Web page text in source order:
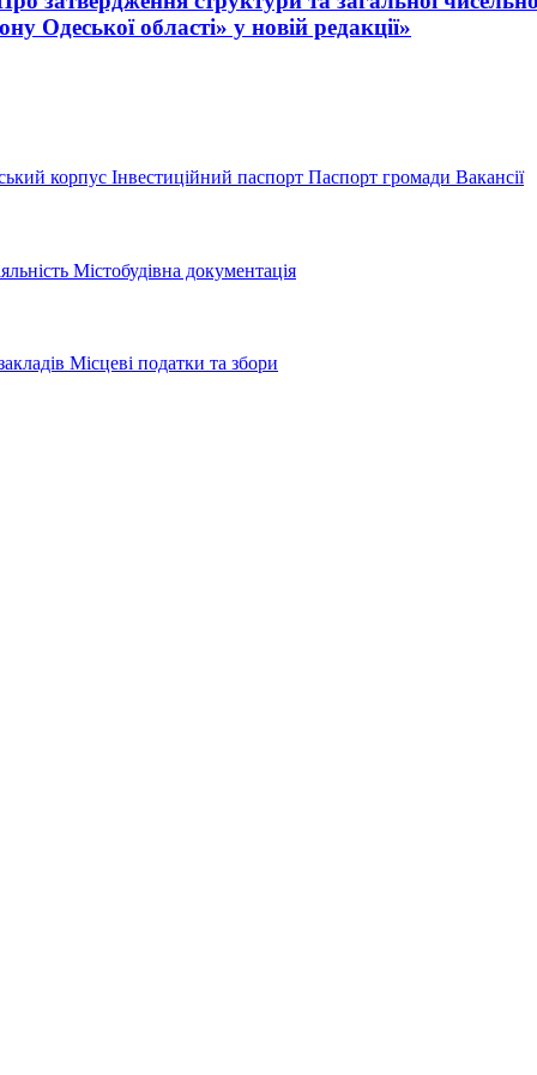
Одеської області» у новій редакції»
корпус Інвестиційний паспорт Паспорт громади Вакансії
Містобудівна документація
Місцеві податки та збори